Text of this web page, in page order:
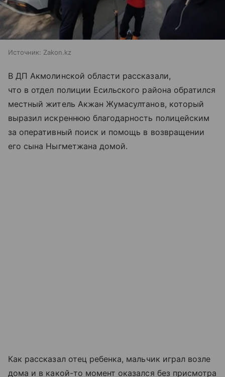
Источник: Zakon.kz
В ДП Акмолинской области рассказали,
что в отдел полиции Есильского района обратился
местный житель Акжан Жумасултанов, который
выразил искреннюю благодарность полицейским
за оперативный поиск и помощь в возвращении
его сына Ныгметжана домой.
Как рассказал отец ребенка, мальчик играл возле
дома и в какой-то момент оказался без присмотра